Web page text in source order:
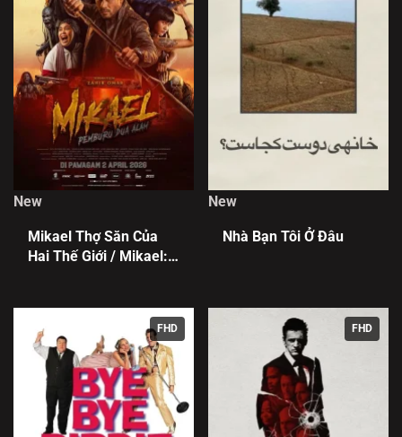
New
Mikael Thợ Săn Của
Hai Thế Giới / Mikael:
New
Nhà Bạn Tôi Ở Đâu
FHD FHD